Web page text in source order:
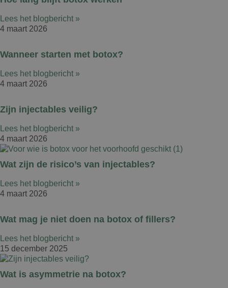
Lees het blogbericht »
4 maart 2026
Wanneer starten met botox?
Lees het blogbericht »
4 maart 2026
Zijn injectables veilig?
Lees het blogbericht »
4 maart 2026
Wat zijn de risico’s van injectables?
Lees het blogbericht »
4 maart 2026
Wat mag je niet doen na botox of fillers?
Lees het blogbericht »
15 december 2025
Wat is asymmetrie na botox?